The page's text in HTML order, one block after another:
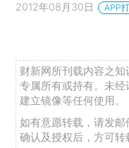
2012年08月30日 APP
财新网所刊载内容之
专属所有或持有。未
建立镜像等任何使用。
如有意愿转载，请发邮
确认及授权后，方可转